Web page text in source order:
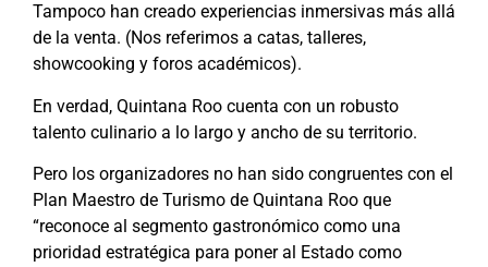
Tampoco han creado experiencias inmersivas más allá
de la venta. (Nos referimos a catas, talleres,
showcooking y foros académicos).
En verdad, Quintana Roo cuenta con un robusto
talento culinario a lo largo y ancho de su territorio.
Pero los organizadores no han sido congruentes con el
Plan Maestro de Turismo de Quintana Roo que
“reconoce al segmento gastronómico como una
prioridad estratégica para poner al Estado como